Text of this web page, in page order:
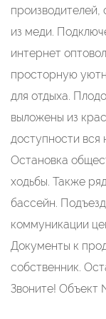
из меди.
интернет
просторную
для отдыха.
выложены из
доступности
Остановка
ходьбы. Также
бассейн.
коммуникации
Документы к
собственник.
Звоните! Объект